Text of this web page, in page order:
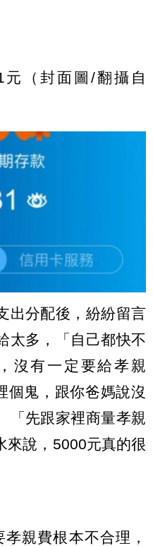
（封面圖/翻攝自
出分配後，紛紛留言
太多，「自己都快不
沒有一定要給孝親
個鬼，跟你爸媽說沒
「先跟家裡商量孝親
來說，5000元真的很
親費根本不合理，